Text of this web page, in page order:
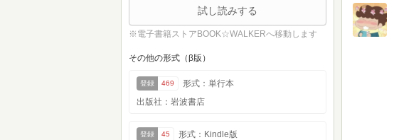
試し読みする
※電子書籍ストアBOOK☆WALKERへ移動します
その他の形式（β版）
登録 469
形式：単行本
出版社：岩波書店
登録 45
形式：Kindle版